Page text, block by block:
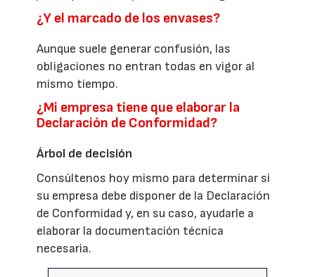
¿Y el marcado de los envases?
Aunque suele generar confusión, las
obligaciones no entran todas en vigor al
mismo tiempo.
¿Mi empresa tiene que elaborar la
Declaración de Conformidad?
Árbol de decisión
Consúltenos hoy mismo para determinar si
su empresa debe disponer de la Declaración
de Conformidad y, en su caso, ayudarle a
elaborar la documentación técnica
necesaria.